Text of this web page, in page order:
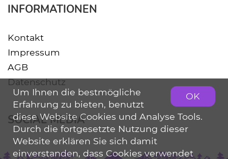
INFORMATIONEN
Kontakt
Impressum
AGB
Datenschutz
SOCIAL MEDIA
OK
Um Ihnen die bestmögliche
Erfahrung zu bieten, benutzt
diese Website Cookies und Analyse Tools.
Durch die fortgesetzte Nutzung dieser
Website erklären Sie sich damit
einverstanden, dass Cookies verwendet